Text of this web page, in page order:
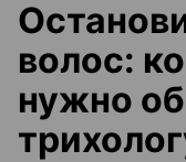
волос:
нужно